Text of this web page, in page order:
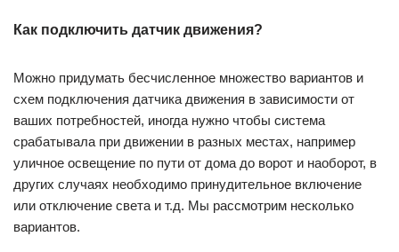
Как подключить датчик движения?
Можно придумать бесчисленное множество вариантов и
схем подключения датчика движения в зависимости от
ваших потребностей, иногда нужно чтобы система
срабатывала при движении в разных местах, например
уличное освещение по пути от дома до ворот и наоборот, в
других случаях необходимо принудительное включение
или отключение света и т.д. Мы рассмотрим несколько
вариантов.